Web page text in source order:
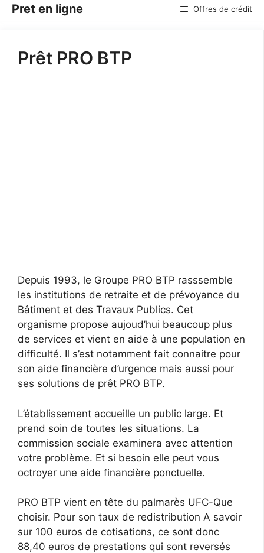
AllerPret en ligne Offres de crédit
Prêt PRO BTP
Depuis 1993, le Groupe PRO BTP rasssemble
les institutions de retraite et de prévoyance du
Bâtiment et des Travaux Publics. Cet
organisme propose aujoud’hui beaucoup plus
de services et vient en aide à une population en
difficulté. Il s’est notamment fait connaitre pour
son aide financière d’urgence mais aussi pour
ses solutions de prêt PRO BTP.
L’établissement accueille un public large. Et
prend soin de toutes les situations. La
commission sociale examinera avec attention
votre problème. Et si besoin elle peut vous
octroyer une aide financière ponctuelle.
PRO BTP vient en tête du palmarès UFC-Que
choisir. Pour son taux de redistribution A savoir
sur 100 euros de cotisations, ce sont donc
88,40 euros de prestations qui sont reversés